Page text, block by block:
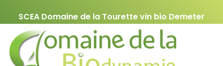
SCEA Domaine de la Tourette vin bio Demeter